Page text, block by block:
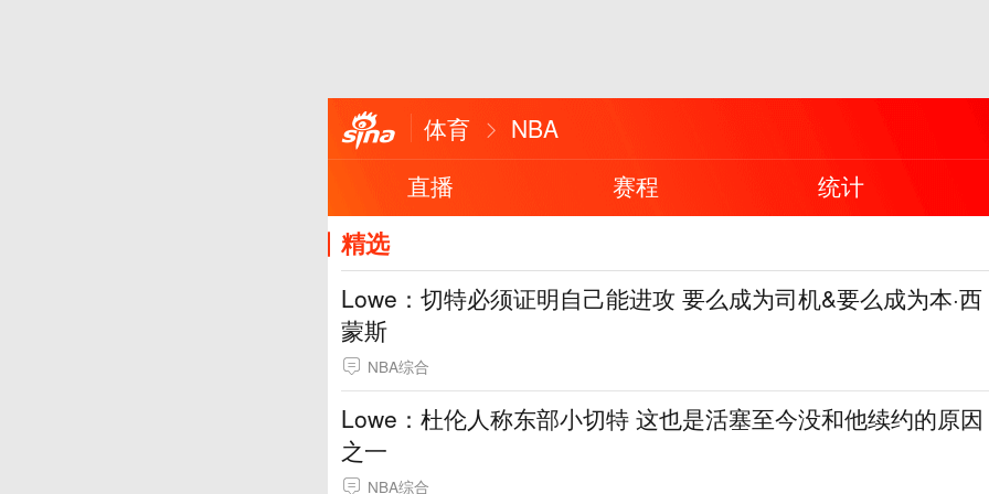
体育
NBA
直播
赛程 统计
精选
Lowe：切特必须证明自己能进攻 要么成为司机&要么成为本·西
蒙斯
NBA综合
Lowe：杜伦人称东部小切特 这也是活塞至今没和他续约的原因
之一
NBA综合